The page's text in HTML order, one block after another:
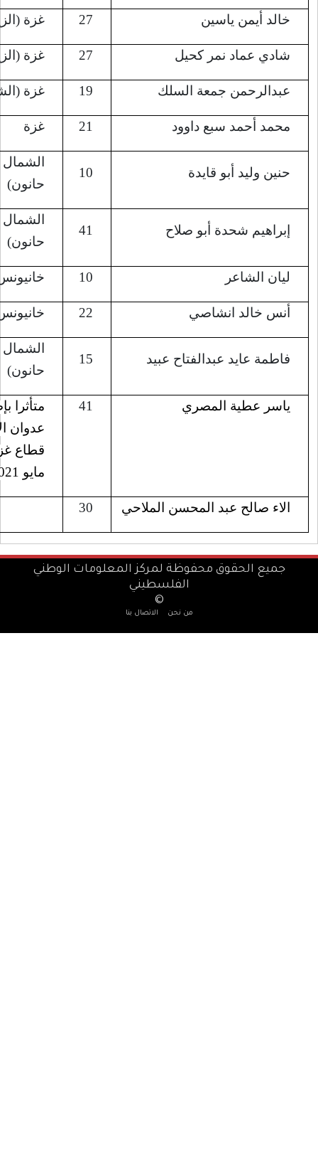
27 غزة (الزيتون) 8/7/2022
27 غزة (الزيتون) 8/7/2022
19 غزة (الشجاعية) 8/7/2022
21 غزة 8/8/2022
10
الشمال (بيت
حانون)
8/8/2022
41
الشمال (بيت
حانون)
8/9/2022
10 خانيونس 8/11/2022
22 خانيونس 8/12/2022
15
حانون)
8/7/2022
41
متأثرا بإصابته خلال
1/6/2022
30
الوطني